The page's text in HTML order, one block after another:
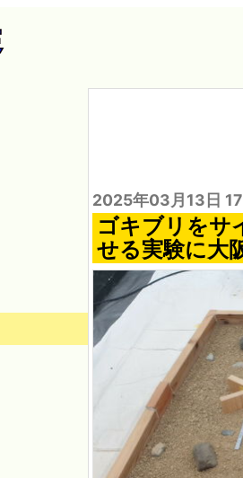
2025年03月13日
ゴキブリをサ
せる実験に大